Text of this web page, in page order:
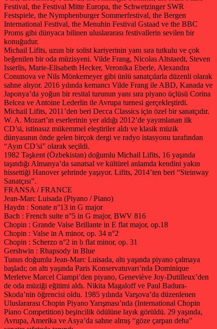
Festival, the Festival Mitte Europa, the Schwetzinger SWR
Festspiele, the Nymphenburger Sommerfestival, the Bergen
International Festival, the Menuhin Festival Gstaad ve the BBC
Proms gibi dünyaca bilinen uluslararası festivallerin sevilen bir
konuğudur.
Michail Lifits, uzun bir solist kariyerinin yanı sıra tutkulu ve çok
beğenilen bir oda müzisyeni. Vilde Frang, Nicolas Altstaedt, Steven
Isserlis, Marie-Elisabeth Hecker, Veronika Eberle, Alexandra
Conunova ve Nils Mönkemeyer gibi ünlü sanatçılarla düzenli olarak
sahne alıyor. 2016 yılında kemancı Vilde Frang ile ABD, Kanada ve
Japonya’da yoğun bir resital turunun yanı sıra piyano üçlüsü Corina
Belcea ve Antoine Lederlin ile Avrupa turnesi gerçekleştirdi.
Michail Lifits, 2011’den beri Decca Classics için özel bir sanatçıdır.
W. A. ​​Mozart’ın eserlerinin yer aldığı 2012’de yayımlanan ilk
CD’si, istinasız mükemmel eleştiriler aldı ve klasik müzik
dünyasının önde gelen birçok dergi ve radyo istasyonu tarafından
“Ayın CD’si” olarak seçildi.
1982 Taşkent (Özbekistan) doğumlu Michail Lifits, 16 yaşında
taşındığı Almanya’da sanatsal ve kültürel anlamda kendini yakın
hissettiği Hanover şehrinde yaşıyor. Lifits, 2014’ten beri “Steinway
Sanatçısı”.
FRANSA / FRANCE
Jean-Marc Luisada (Piyano / Piano)
Haydn : Sonate n°13 in G major
Bach : French suite n°5 in G major, BWV 816
Chopin : Grande Valse Brillante in E flat major, op.18
Chopin : Valse in A minor, op. 34 n°2
Chopin : Scherzo n°2 in b flat minor, op. 31
Gershwin : Rhapsody in Blue
Tunus doğumlu Jean-Marc Luisada, altı yaşında piyano çalmaya
başladı; on altı yaşında Paris Konservatuvarı’nda Dominique
Merletve Marcel Ciampi’den piyano, Geneviève Joy-Dutilleux’den
de oda müziği eğitimi aldı. Nikita Magaloff ve Paul Badura-
Skoda’nin öğrencisi oldu. 1985 yılında Varşova’da düzenlenen
Uluslararası Chopin Piyano Yarışması’nda (International Chopin
Piano Competition) beşincilik ödülüne layık görüldü. 29 yaşında,
Avrupa, Amerika ve Asya’da sahne almış “göze çarpan deha”